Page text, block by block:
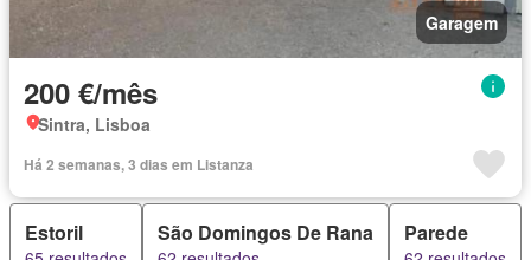
Garagem
200 €/mês
Sintra, Lisboa
Há 2 semanas, 3 dias em Listanza
Estoril São Domingos De Rana Parede